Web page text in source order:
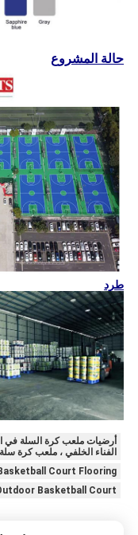
حالة المشروع
طرد
الفناء الخلفي ، ملعب كرة سلة
Court Flooring
Basketball Court